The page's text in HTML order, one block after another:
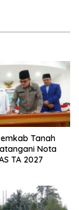
Tanah
Nota
TA 2027